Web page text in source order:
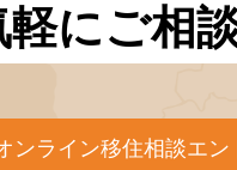
軽にご相
ンライン移住相談エン